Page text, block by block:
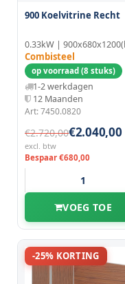
900 Koelvitrine Recht
Combisteel
op voorraad (8 stuks)
1-2 werkdagen
12 Maanden
Art: 7450.0820
€2.720,00€2.040,00
excl. btw
Bespaar €680,00
VOEG TOE
-25% KORTING